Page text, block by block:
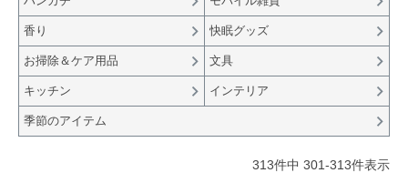
香り 快眠グッズ
お掃除＆ケア用品 文具
キッチン インテリア
季節のアイテム
313件中 301-313件表示